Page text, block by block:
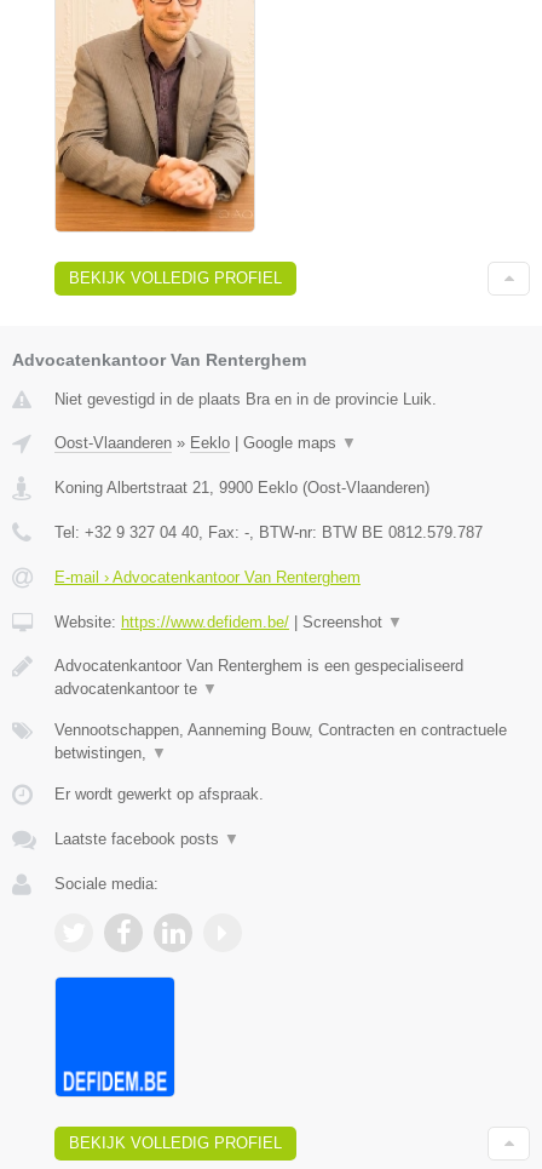
BEKIJK VOLLEDIG PROFIEL
Advocatenkantoor Van Renterghem
Niet gevestigd in de plaats Bra en in de provincie Luik.
Oost-Vlaanderen » Eeklo Google maps ▼
Koning Albertstraat 21 9900 Eeklo (Oost-Vlaanderen)
Tel: +32 9 327 04 40 , Fax: - , BTW-nr: BTW BE 0812.579.787
E-mail › Advocatenkantoor Van Renterghem
Website: https://www.defidem.be/ Screenshot ▼
Advocatenkantoor Van Renterghem is een gespecialiseerd
advocatenkantoor te ▼
Vennootschappen, Aanneming Bouw, Contracten en contractuele
betwistingen,
▼
Er wordt gewerkt op afspraak.
Laatste facebook posts ▼
Sociale media:
BEKIJK VOLLEDIG PROFIEL